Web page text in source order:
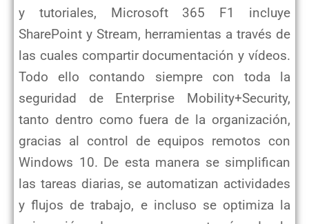
y tutoriales, Microsoft 365 F1 incluye
SharePoint y Stream, herramientas a través de
las cuales compartir documentación y vídeos.
Todo ello contando siempre con toda la
seguridad de Enterprise Mobility+Security,
tanto dentro como fuera de la organización,
gracias al control de equipos remotos con
Windows 10. De esta manera se simplifican
las tareas diarias, se automatizan actividades
y flujos de trabajo, e incluso se optimiza la